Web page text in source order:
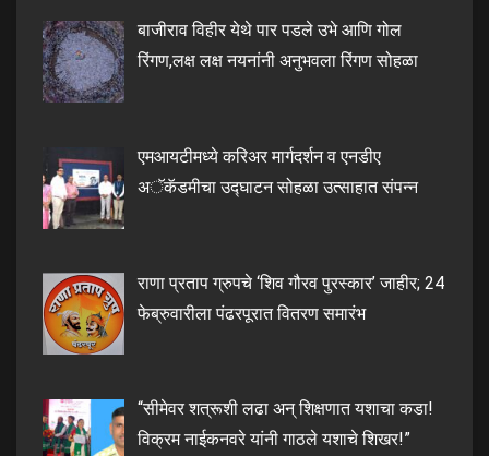
बाजीराव विहीर येथे पार पडले उभे आणि गोल
रिंगण,लक्ष लक्ष नयनांनी अनुभवला रिंगण सोहळा
एमआयटीमध्ये करिअर मार्गदर्शन व एनडीए
अॅकॅडमीचा उद्घाटन सोहळा उत्साहात संपन्न
राणा प्रताप ग्रुपचे ‘शिव गौरव पुरस्कार’ जाहीर; 24
फेब्रुवारीला पंढरपूरात वितरण समारंभ
“सीमेवर शत्रूशी लढा अन् शिक्षणात यशाचा कडा!
विक्रम नाईकनवरे यांनी गाठले यशाचे शिखर!”